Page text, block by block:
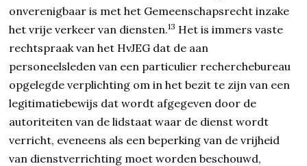
onverenigbaar is met het Gemeenschapsrecht inzake
het vrije verkeer van diensten.13 Het is immers vaste
rechtspraak van het HvJEG dat de aan
personeelsleden van een particulier recherchebureau
opgelegde verplichting om in het bezit te zijn van een
legitimatiebewijs dat wordt afgegeven door de
autoriteiten van de lidstaat waar de dienst wordt
verricht, eveneens als een beperking van de vrijheid
van dienstverrichting moet worden beschouwd,